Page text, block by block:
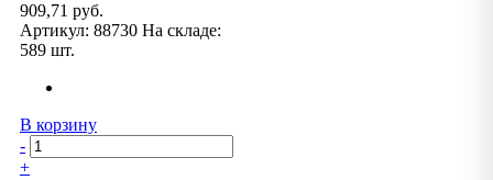
909,71 руб.
Артикул: 88730 На складе:
589 шт.
В корзину
-
+